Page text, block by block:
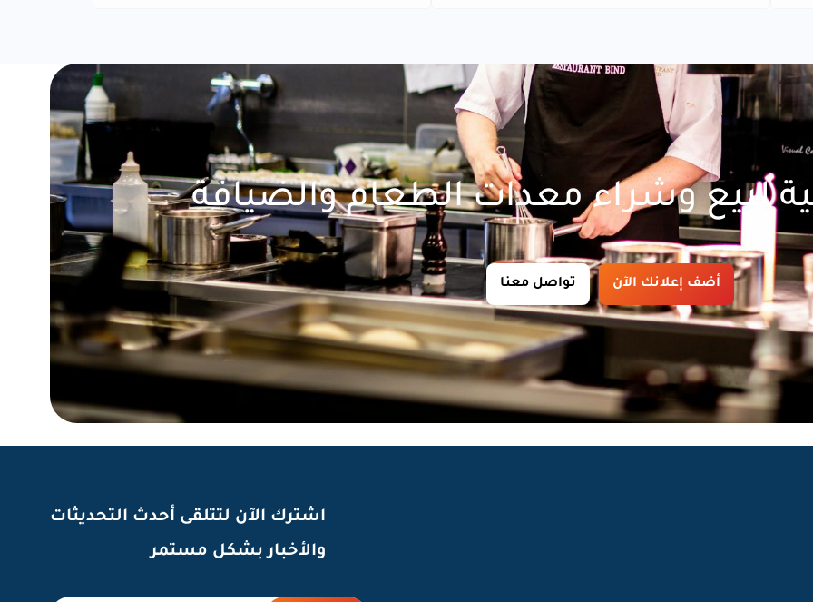
في استهلاك الطاقة: اختيار معدات موفرة
لتشمل مجموعة واسعة من التخصصات،
مثل الشيف التنفيذي، وشيف الحلويات،
لبيع وشراء معدات الطعام والضيافة
تواصل معنا أضف إعلانك الآن
اشترك الآن لتتلقى أحدث التحديثات
والأخبار بشكل مستمر